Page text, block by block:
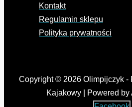
Kontakt
Regulamin sklepu
Polityka prywatności
Copyright © 2026 Olimpijczyk -
Kajakowy | Powered by